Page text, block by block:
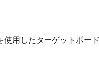
使用したターゲットボード